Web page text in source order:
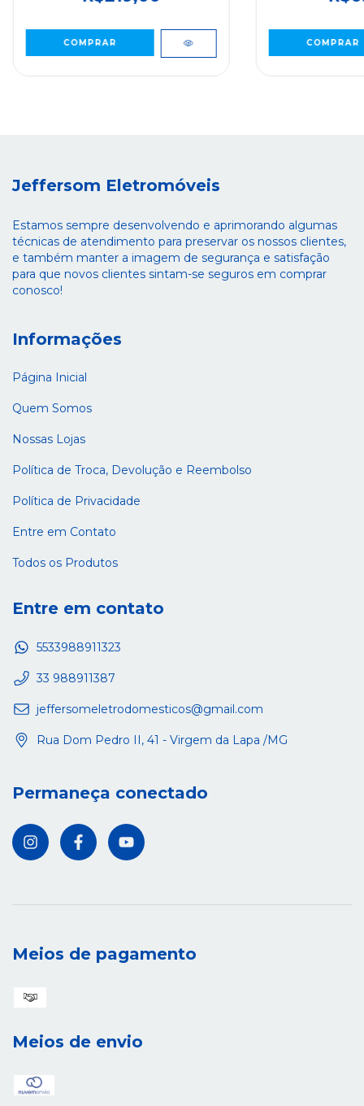
Jeffersom Eletromóveis
Estamos sempre desenvolvendo e aprimorando algumas
técnicas de atendimento para preservar os nossos clientes,
e também manter a imagem de segurança e satisfação
para que novos clientes sintam-se seguros em comprar
conosco!
Informações
Página Inicial
Quem Somos
Nossas Lojas
Política de Troca, Devolução e Reembolso
Política de Privacidade
Entre em Contato
Todos os Produtos
Entre em contato
5533988911323
33 988911387
jeffersomeletrodomesticos@gmail.com
Rua Dom Pedro II, 41 - Virgem da Lapa /MG
Permaneça conectado
Meios de pagamento
Meios de envio